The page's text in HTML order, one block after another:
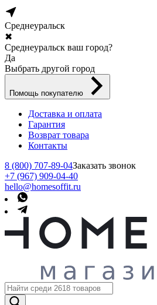
Среднеуральск
✖
Среднеуральск ваш город?
Да
Выбрать другой город
Помощь покупателю
Доставка и оплата
Гарантия
Возврат товара
Контакты
8 (800) 707-89-04Заказать звонок
+7 (967) 909-04-40
hello@homesoffit.ru